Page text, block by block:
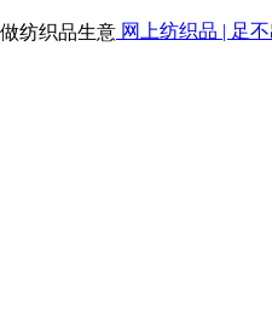
网上纺织品 | 足